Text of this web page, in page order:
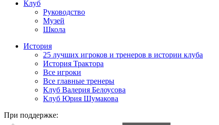
Клуб
Руководство
Музей
Школа
История
25 лучших игроков и тренеров в истории клуба
История Трактора
Все игроки
Все главные тренеры
Клуб Валерия Белоусова
Клуб Юрия Шумакова
При поддержке: